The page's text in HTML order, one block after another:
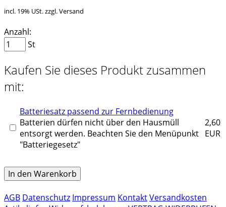
incl. 19% USt. zzgl. Versand
Anzahl:
St
Kaufen Sie dieses Produkt zusammen
mit:
Batteriesatz passend zur Fernbedienung
Batterien dürfen nicht über den Hausmüll
entsorgt werden. Beachten Sie den Menüpunkt
"Batteriegesetz"
2,60
EUR
In den Warenkorb
AGB Datenschutz Impressum KontaktVersandkosten